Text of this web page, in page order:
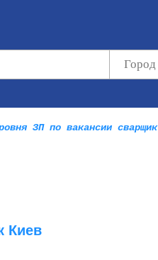
ЗП по вакансии сварщик
Киев